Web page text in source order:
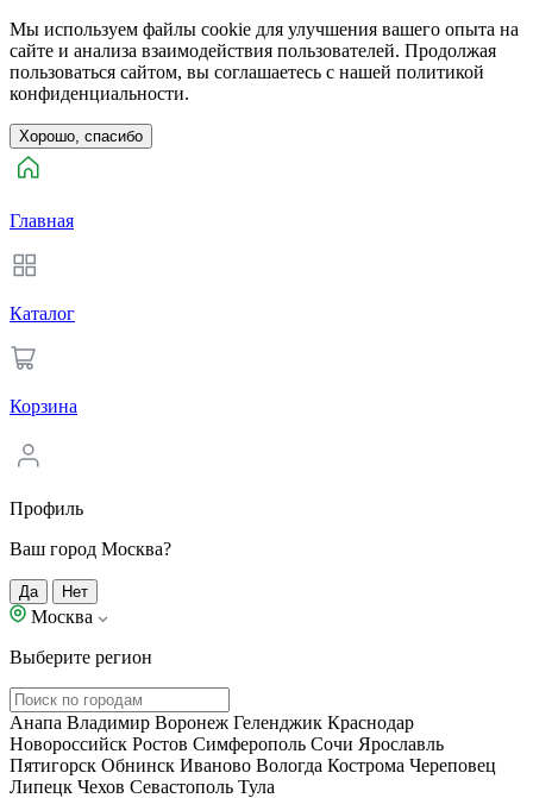
Мы используем файлы cookie для улучшения вашего опыта на
сайте и анализа взаимодействия пользователей. Продолжая
пользоваться сайтом, вы соглашаетесь с нашей политикой
конфиденциальности.
Хорошо, спасибо
Главная
Каталог
Корзина
Профиль
Ваш город Москва?
Да Нет
Москва
Выберите регион
Анапа Владимир Воронеж Геленджик Краснодар
Новороссийск Ростов Симферополь Сочи Ярославль
Пятигорск Обнинск Иваново Вологда Кострома Череповец
Липецк Чехов Севастополь Тула